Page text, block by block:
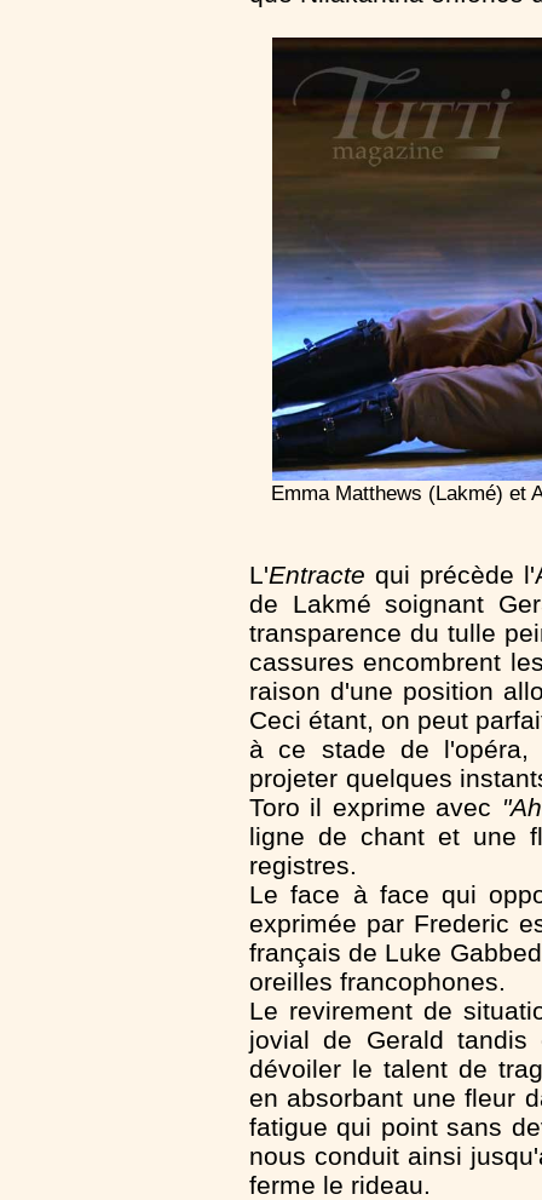
Emma Matthews (Lakmé) et
L'Entracte qui précède
de Lakmé soignant
transparence du tulle
cassures encombrent
raison d'une position
Ceci étant, on peut
à ce stade de l'opéra,
projeter quelques
Toro il exprime avec
ligne de chant et une
registres.
Le face à face qui
exprimée par Frederic
français de Luke
oreilles francophones.
Le revirement de
jovial de Gerald tandis
dévoiler le talent de
en absorbant une fleur
fatigue qui point sans
nous conduit ainsi
ferme le rideau.